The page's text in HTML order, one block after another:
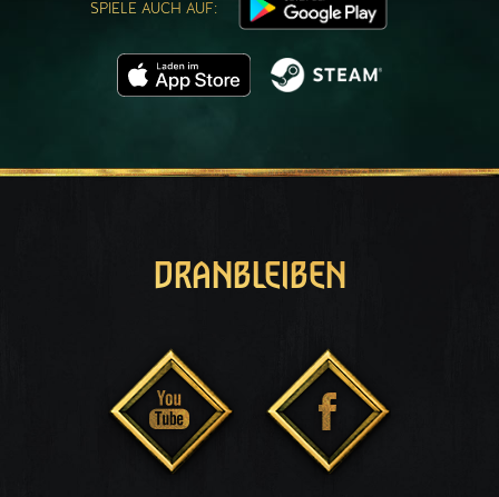
SPIELE AUCH AUF:
DRANBLEIBEN